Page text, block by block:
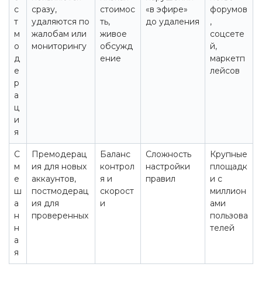
с
т
м
о
д
е
р
а
ц
и
я
сразу,
удаляются по
жалобам или
мониторингу
стоимос
ть,
живое
обсужд
ение
«в эфире»
до удаления
форумов
,
соцсете
й,
маркетп
лейсов
С
м
е
ш
а
н
н
а
я
Премодерац
ия для новых
аккаунтов,
постмодерац
ия для
проверенных
Баланс
контрол
я и
скорост
и
Сложность
настройки
правил
Крупные
площадк
и с
миллион
ами
пользова
телей